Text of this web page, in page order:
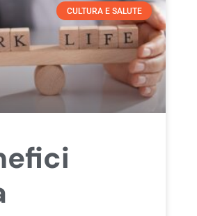
CULTURA E SALUTE